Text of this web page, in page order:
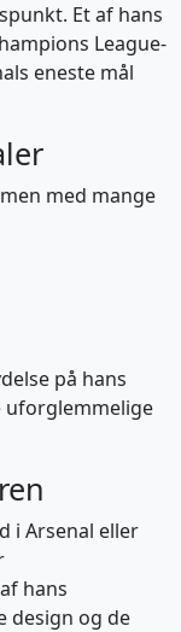
Et af hans
League-
eneste mål
med mange
på hans
uforglemmelige
i Arsenal eller
hans
design og de